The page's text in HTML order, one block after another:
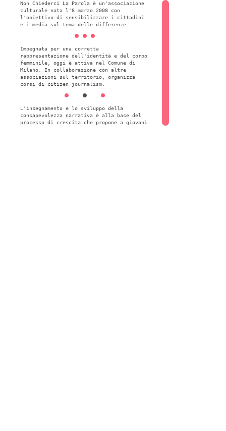
Non Chiederci La Parola è un'associazione
culturale nata l'8 marzo 2008 con
l'obiettivo di sensibilizzare i cittadini
e i media sul tema delle differenze.
Impegnata per una corretta
rappresentazione dell'identità e del corpo
femminile, oggi è attiva nel Comune di
Milano. In collaborazione con altre
associazioni sul territorio, organizza
corsi di citizen journalism.
L'insegnamento e lo sviluppo della
consapevolezza narrativa è alla base del
processo di crescita che propone a giovani